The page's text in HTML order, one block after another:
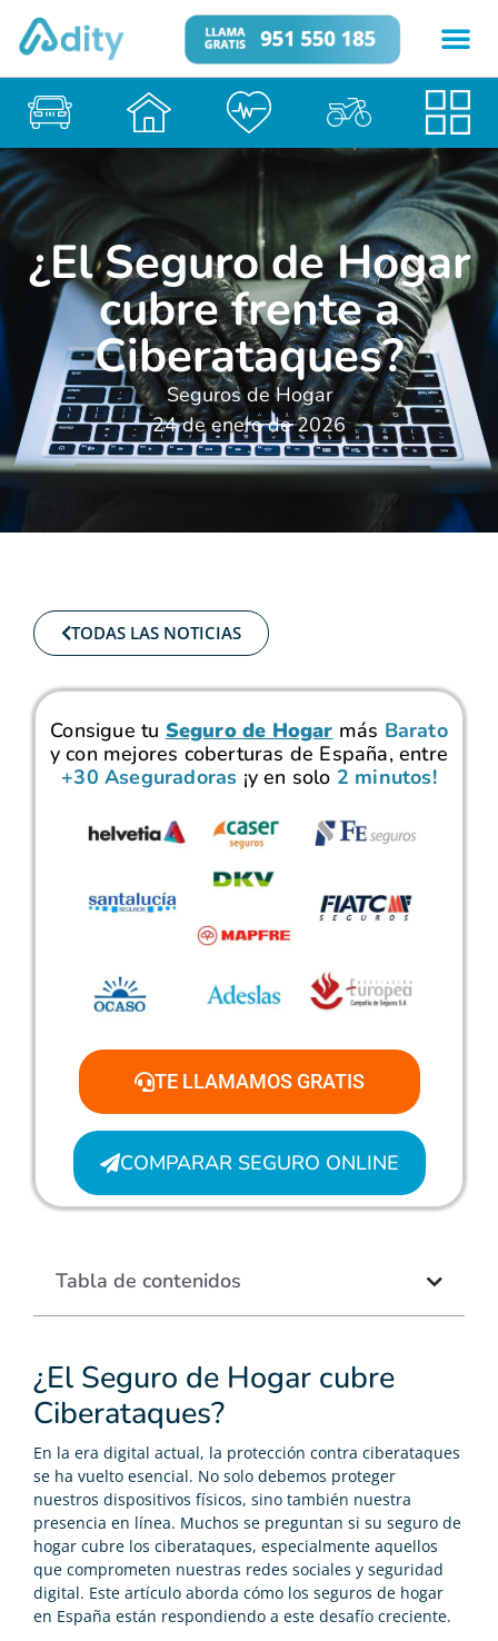
¿El Seguro de Hogar
cubre frente a
Ciberataques?
Seguros de Hogar
24 de enero de 2026
¿El Seguro de Hogar cubre
Ciberataques?
En la era digital actual, la protección contra ciberataques
se ha vuelto esencial. No solo debemos proteger
nuestros dispositivos físicos, sino también nuestra
presencia en línea. Muchos se preguntan si su seguro de
hogar cubre los ciberataques, especialmente aquellos
que comprometen nuestras redes sociales y seguridad
digital. Este artículo aborda cómo los seguros de hogar
en España están respondiendo a este desafío creciente.
TODAS LAS NOTICIAS
Consigue tu Seguro de Hogar más Barato
y con mejores coberturas de España, entre
+30 Aseguradoras ¡y en solo 2 minutos!
TE LLAMAMOS GRATIS
COMPARAR SEGURO ONLINE
Tabla de contenidos